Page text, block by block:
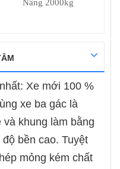
Nâng 2000kg
Xe mới 100 %
xe ba gác là
khung làm bằng
bền cao. Tuyệt
mỏng kém chất